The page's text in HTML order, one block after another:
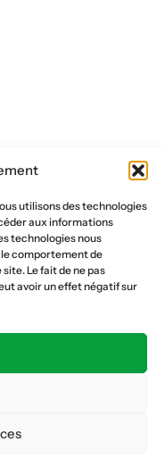
utilisons des technologies
aux informations
technologies nous
comportement de
Le fait de ne pas
avoir un effet négatif sur